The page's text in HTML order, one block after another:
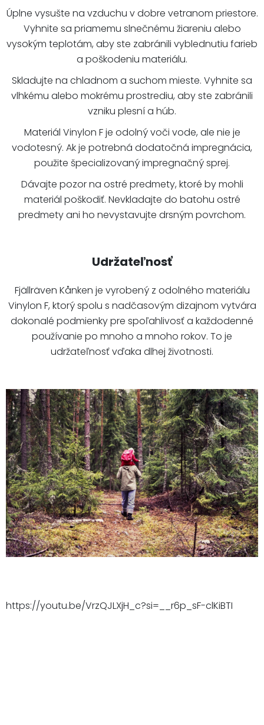
Úplne vysušte na vzduchu v dobre vetranom priestore.
Vyhnite sa priamemu slnečnému žiareniu alebo
vysokým teplotám, aby ste zabránili vyblednutiu farieb
a poškodeniu materiálu.
Skladujte na chladnom a suchom mieste. Vyhnite sa
vlhkému alebo mokrému prostrediu, aby ste zabránili
vzniku plesní a húb.
Materiál Vinylon F je odolný voči vode, ale nie je
vodotesný. Ak je potrebná dodatočná impregnácia,
použite špecializovaný impregnačný sprej.
Dávajte pozor na ostré predmety, ktoré by mohli
materiál poškodiť. Nevkladajte do batohu ostré
predmety ani ho nevystavujte drsným povrchom.
Udržateľnosť
Fjällräven Kånken je vyrobený z odolného materiálu
Vinylon F, ktorý spolu s nadčasovým dizajnom vytvára
dokonalé podmienky pre spoľahlivosť a každodenné
používanie po mnoho a mnoho rokov. To je
udržateľnosť vďaka dlhej životnosti.
https://youtu.be/VrzQJLXjH_c?si=__r6p_sF-clKiBTI